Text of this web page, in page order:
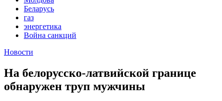
Беларусь
газ
энергетика
Война санкций
Новости
На белорусско-латвийской границе
обнаружен труп мужчины